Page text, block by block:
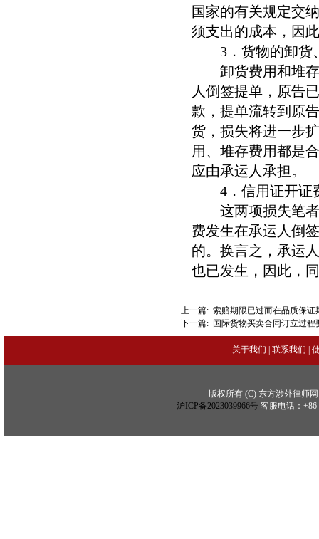
国家的有关规定交
须支出的成本，因
3．货物的卸货
卸货费用和堆存
人倒签提单，原告
款，提单流转到原
货，损失将进一步
用、堆存费用都是
应由承运人承担。
4．信用证开证
这两项损失笔者
费发生在承运人倒
的。换言之，承运
也已发生，因此，
上一篇: 索赔期限已过而在品质保证
下一篇: 国际货物买卖合同订立过程
关于我们 联系我们
版权所有 (C) 东方涉外律师网
沪ICP备2023039966号客服电话：+86